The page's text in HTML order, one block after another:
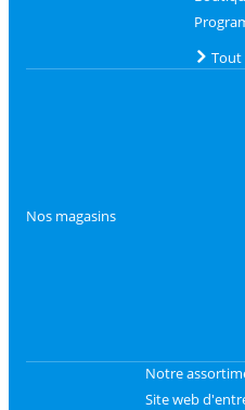
Tout
Nos magasins
Notre
Site web